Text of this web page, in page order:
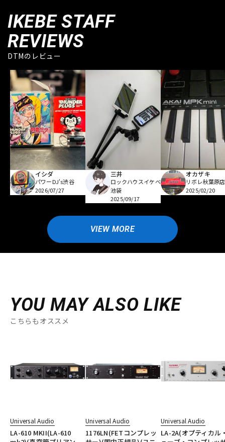
IKEBE STAFF
REVIEWS
DTMのレビュー
イシダ
パワーDJ's渋谷
2026/07/27
三井
ロックハウスイケベ
池袋
2025/09/17
オカザキ
リボレ秋葉原店
2025/02/20
VIEW MORE
YOU MAY ALSO LIKE
こちらもオススメ
Universal Audio
LA-610 MKII(LA-610
Universal Audio
1176LN(FETコンプレッ
Universal Audio
LA-2A(オプティカル